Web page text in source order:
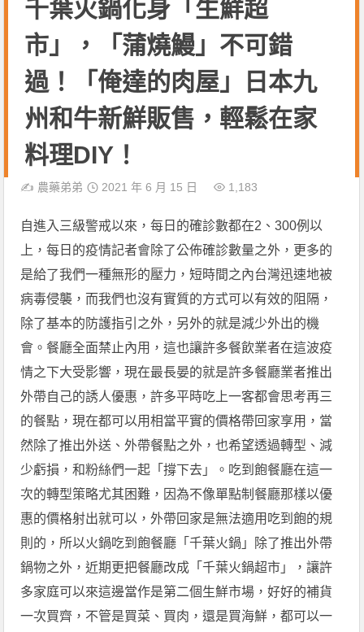
千葉火鍋化身「生鮮超
市」，「蒲燒鰻」不可錯
過！「俺達的肉屋」日本九
州和牛新鮮販售，輕鬆在家
料理DIY！
✍️ 農藥弟弟 2021 年 6 月 15 日 1,183
自進入三級警戒以來，每日的確診數都在2、300例以
上，每日的疫情記者會除了公佈確診數量之外，更多的
是給了我們一種無形的壓力，短時間之內台灣迅速地被
病毒侵襲，而我們也沒有實質的方式可以有效的阻隔，
除了基本的防護指引之外，另外的就是減少外出的機
會。餐廳全面禁止內用，這也讓許多餐飲業者在這波疫
情之下大受影響，現在最長晏的就是許多餐廳業者推出
外帶自己的誘人優惠，許多平時吃上一客都會思考再三
的餐點，現在都可以用相當平實的價格帶回家享用，當
然除了推出外送、外帶餐點之外，也希望透過轉型、減
少虧損，和粉絲們一起「撐下去」。吃到飽餐廳在這一
次的轉型策略尤其困難，因為不像單點制餐廳那樣以優
惠的價格射出就可以，外帶回家是無法適用吃到飽的規
則的，所以火鍋吃到飽餐廳「千葉火鍋」除了推出外帶
鍋物之外，近期更把餐廳改成「千葉火鍋超市」，讓許
多家庭可以來這邊當作是第二個生鮮市場，好好的補貨
一次買齊，不管是買菜、買肉，還是買海鮮，都可以一